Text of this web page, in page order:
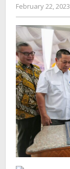
February 22, 2023